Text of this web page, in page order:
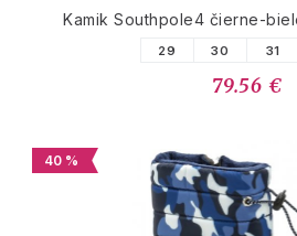
Kamik Southpole4 čierne-
29 30 31
79.56 €
40 %